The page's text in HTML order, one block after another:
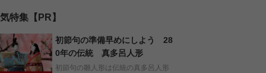
特集【PR】
初節句の準備早めにしよう 28
0年の伝統 真多呂人形
初節句の雛人形は伝統の真多呂人形